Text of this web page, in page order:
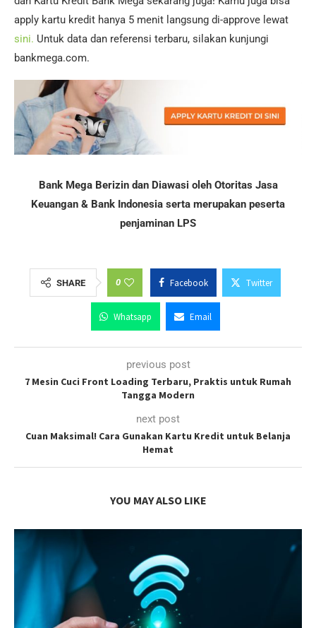
apply kartu kredit hanya 5 menit langsung di-approve lewat
sini. Untuk data dan referensi terbaru, silakan kunjungi
bankmega.com.
Bank Mega Berizin dan Diawasi oleh Otoritas Jasa
Keuangan & Bank Indonesia serta merupakan peserta
penjaminan LPS
SHARE 0 Facebook Twitter
Whatsapp Email
previous post
7 Mesin Cuci Front Loading Terbaru, Praktis untuk Rumah
Tangga Modern
next post
Cuan Maksimal! Cara Gunakan Kartu Kredit untuk Belanja
Hemat
YOU MAY ALSO LIKE